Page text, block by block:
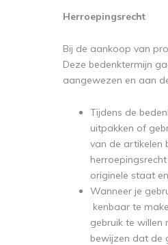
Herroepingsrecht
Bij de aankoop van
Deze bedenktermijn
aangewezen en aan
Tijdens de
uitpakken of
van de artikelen
originele staat
Wanneer je
kenbaar te
gebruik te willen
bewijzen dat de